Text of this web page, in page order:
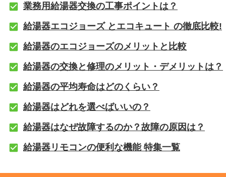
業務用給湯器交換の工事ポイントは？
給湯器エコジョーズ とエコキュート の徹底比較!
給湯器のエコジョーズのメリットと比較
給湯器の交換と修理のメリット・デメリットは？
給湯器の平均寿命はどのくらい？
給湯器はどれを選べばいいの？
給湯器はなぜ故障するのか？故障の原因は？
給湯器リモコンの便利な機能 特集一覧